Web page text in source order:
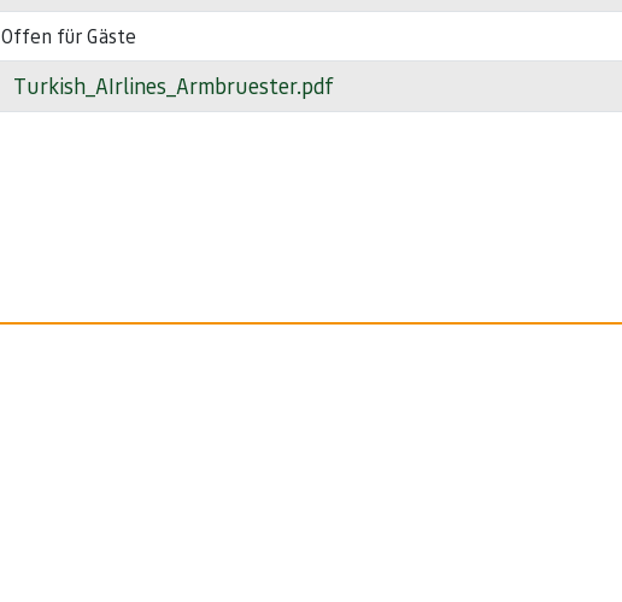
Offen für Gäste
Turkish_AIrlines_Armbruester.pdf